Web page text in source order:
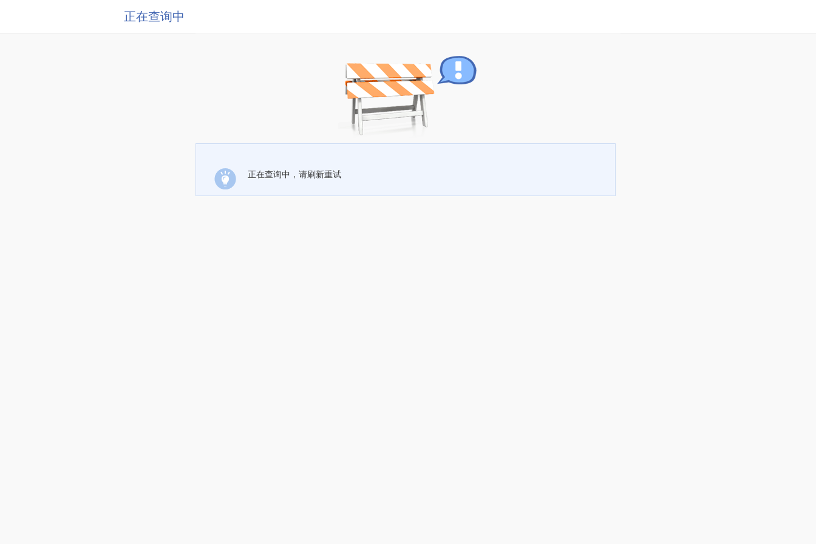
正在查询中
正在查询中，请刷新重试